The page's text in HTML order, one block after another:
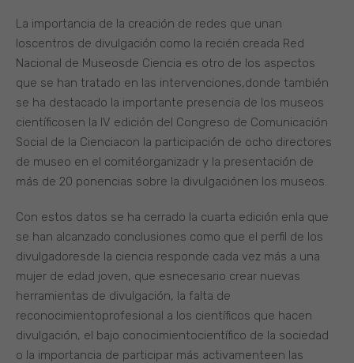
La importancia de la creación de redes que unan
loscentros de divulgación como la recién creada Red
Nacional de Museosde Ciencia es otro de los aspectos
que se han tratado en las intervenciones,donde también
se ha destacado la importante presencia de los museos
científicosen la IV edición del Congreso de Comunicación
Social de la Cienciacon la participación de ocho directores
de museo en el comitéorganizadr y la presentación de
más de 20 ponencias sobre la divulgaciónen los museos.
Con estos datos se ha cerrado la cuarta edición enla que
se han alcanzado conclusiones como que el perfil de los
divulgadoresde la ciencia responde cada vez más a una
mujer de edad joven, que esnecesario crear nuevas
herramientas de divulgación, la falta de
reconocimientoprofesional a los científicos que hacen
divulgación, el bajo conocimientocientífico de la sociedad
o la importancia de participar más activamenteen las